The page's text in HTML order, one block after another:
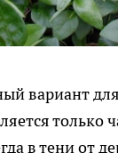
вариант для
только
в тени от